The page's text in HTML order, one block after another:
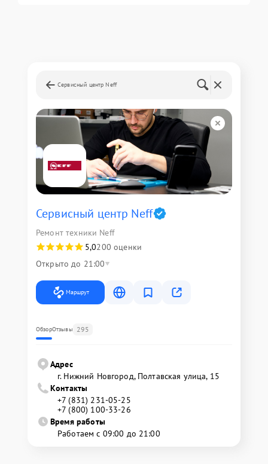
Сервисный центр Neff
Сервисный центр Neff
Ремонт техники Neff
5,0200 оценки
Открыто до 21:00
Маршрут
ОбзорОтзывы 295
Адрес
г. Нижний Новгород, Полтавская улица, 15
Контакты
+7 (831) 231-05-25
+7 (800) 100-33-26
Время работы
Работаем с 09:00 до 21:00